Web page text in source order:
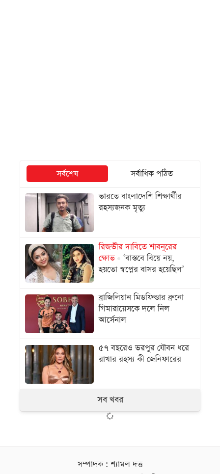
সর্বশেষ
সর্বাধিক পঠিত
ভারতে বাংলাদেশি শিক্ষার্থীর
রহস্যজনক মৃত্যু
রিজভীর দাবিতে শাবনূরের
ক্ষোভ
‘বাস্তবে বিয়ে নয়,
হয়তো স্বপ্নের বাসর হয়েছিল’
ব্রাজিলিয়ান মিডফিল্ডার ব্রুনো
গিমারায়েসকে দলে নিল
আর্সেনাল
৫৭ বছরেও ভরপুর যৌবন ধরে
রাখার রহস্য কী জেনিফারের
সব খবর
সম্পাদক : শ্যামল দত্ত